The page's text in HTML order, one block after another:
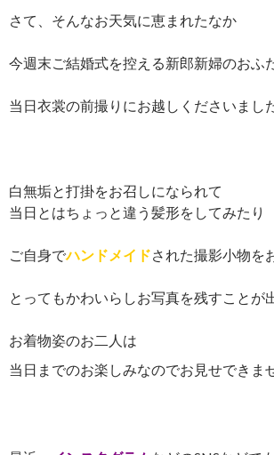
さて、そんなお天気に恵まれたなか
今週末ご結婚式を控える新郎新婦のおふ
当日衣裳の前撮りにお越しくださいまし
白無垢と打掛をお召しになられて
当日とはちょっと違う髪形をしてみたり
ご自身でハンドメイドされた撮影小物を
とってもかわいらしお写真を残すことが
お着物姿のお二人は
当日までのお楽しみなのでお見せできま